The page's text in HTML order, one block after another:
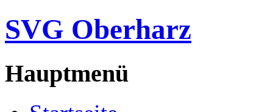
SVG Oberharz
Hauptmenü